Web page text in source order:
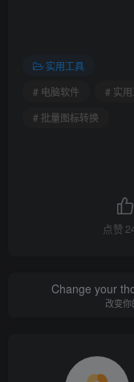
实用工具
# 电脑软件
# 实
# 批量图标转换
点赞
Change your
改变